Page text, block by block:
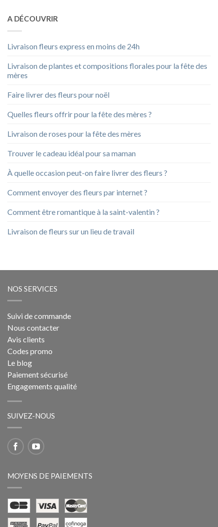
A DÉCOUVRIR
Livraison fleurs express en moins de 24h
Livraison de plantes et compositions florales pour la fête des
mères
Faire livrer des fleurs pour noël
Quelles fleurs offrir pour la fête des mères ?
Livraison de roses pour la fête des mères
Trouver le cadeau idéal pour sa maman
À quelle occasion peut-on faire livrer des fleurs ?
Comment envoyer des fleurs par internet ?
Comment être romantique à la saint-valentin ?
Livraison de fleurs sur un lieu de travail
NOS SERVICES
Suivi de commande
Nous contacter
Avis clients
Codes promo
Le blog
Paiement sécurisé
Engagements qualité
SUIVEZ-NOUS
MOYENS DE PAIEMENTS